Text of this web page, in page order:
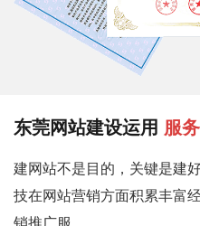
东莞网站建设运用 服
建网站不是目的，关键是建
技在网站营销方面积累丰富